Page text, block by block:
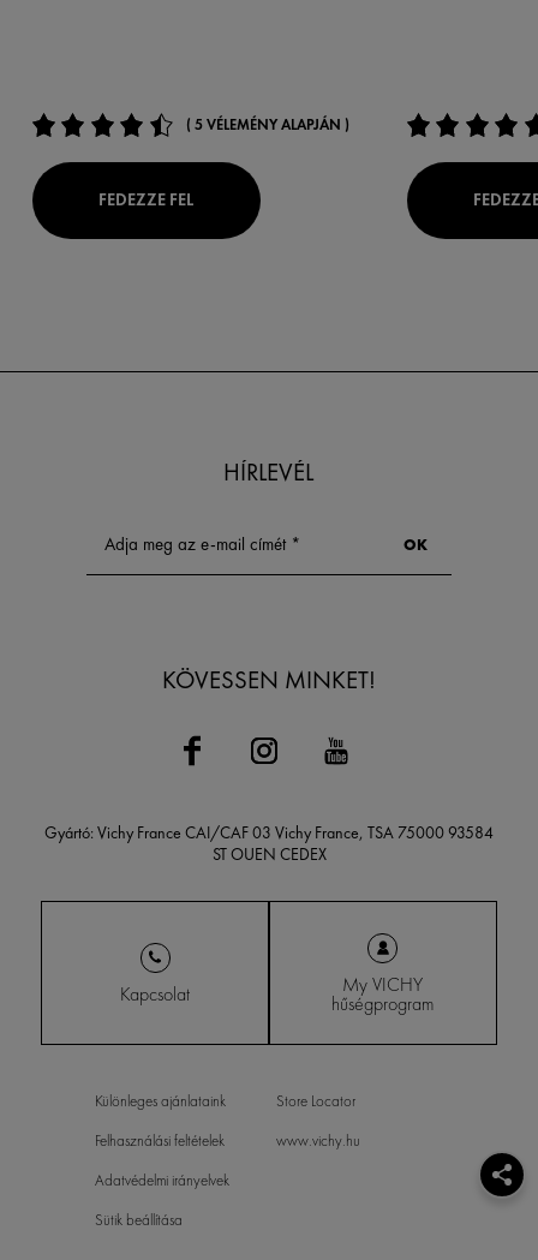
( 5 VÉLEMÉNY ALAPJÁN )
FEDEZZE FEL
HÍRLEVÉL
KÖVESSEN MINKET!
Gyártó: Vichy France CAI/CAF 03 Vichy France, TSA 75000 93584
ST OUEN CEDEX
Kapcsolat My VICHY
hűségprogram
Különleges ajánlataink
Felhasználási feltételek
Adatvédelmi irányelvek
Sütik beállítása
Store Locator
www.vichy.hu